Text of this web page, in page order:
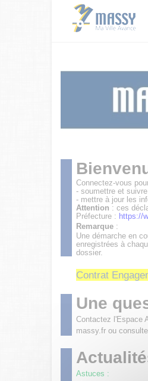
Connectez-vous
- soumettre et
- mettre à jour les
Attention : ces
Préfecture : https://
Remarque :
Une démarche en
enregistrées à
dossier.
Contrat
Une
Contactez l'Espace
massy.fr ou
Astuces :